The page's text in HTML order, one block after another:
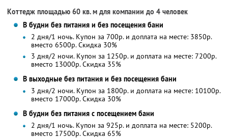
Коттедж площадью 60 кв. м для компании до 4 человек
В будни без питания и без посещения бани
2 дня/1 ночь. Купон за 700р. и доплата на месте: 3850р.
вместо 6500р.Скидка 30%
3 дня/2 ночи. Купон за 1250р. и доплата на месте: 7200р.
вместо 13000р.Скидка 35%
В выходные без питания и без посещения бани
3 дня/2 ночи. Купон за 1800р. и доплата на месте: 10100р.
вместо 17000р.Скидка 30%
В будни без питания с посещением бани
2 дня/1 ночь. Купон за 925р. и доплата на месте: 5200р.
вместо 17500р.Скидка 65%